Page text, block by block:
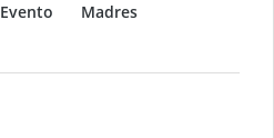
Evento Madres